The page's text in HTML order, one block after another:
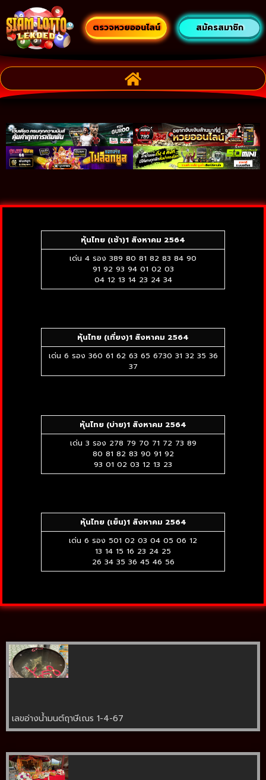
ตรวจหวยออนไลน์ สมัครสมาชิก
หุ้นไทย (เช้า)1 สิงหาคม 2564
เด่น 4 รอง 389 80 81 82 83 84 90
91 92 93 94 01 02 03
04 12 13 14 23 24 34
หุ้นไทย (เที่ยง)1 สิงหาคม 2564
เด่น 6 รอง 360 61 62 63 65 6730 31 32 35 36
37
หุ้นไทย (บ่าย)1 สิงหาคม 2564
เด่น 3 รอง 278 79 70 71 72 73 89
80 81 82 83 90 91 92
93 01 02 03 12 13 23
หุ้นไทย (เย็น)1 สิงหาคม 2564
เด่น 6 รอง 501 02 03 04 05 06 12
13 14 15 16 23 24 25
26 34 35 36 45 46 56
เลขอ่างน้ำมนต์ฤาษีเณร 1-4-67